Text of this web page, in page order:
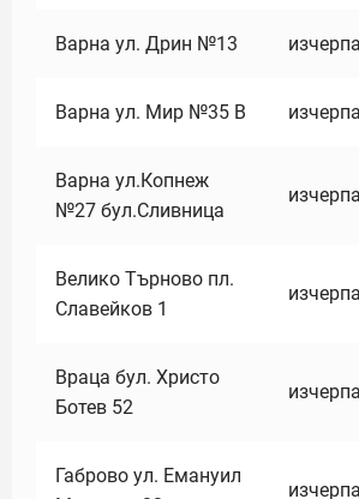
Варна ул. Дрин №13
Варна ул. Мир №35 В
Варна ул.Копнеж
№27 бул.Сливница
Велико Търново пл.
Славейков 1
Враца бул. Христо
Ботев 52
Габрово ул. Емануил